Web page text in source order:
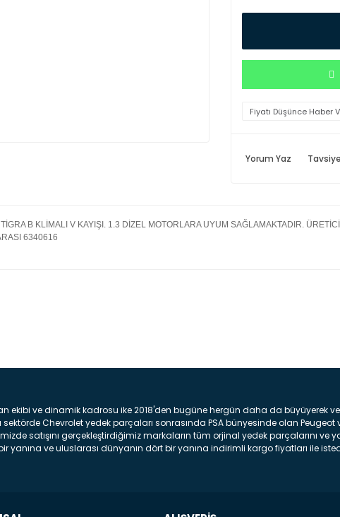
Fiyatı Düşünce Haber
Yorum Yaz
B KLİMALI V KAYIŞI. 1.3 DİZEL MOTORLARA UYUM SAĞLAMAKTADIR.
6340616
ekibi ve dinamik kadrosu ike 2018'den bugüne hergün daha da büyüyerek
sektörde Chevrolet yedek parçaları sonrasında PSA bünyesinde olan
satışını gerçekleştirdiğimiz markaların tüm orjinal yedek parçalarını ve
yanına ve uluslarası dünyanın dört bir yanına indirimli kargo fiyatları ile
: Aracınızın ön kısmında bulunan plastik darbe emici amacı ile yapılmış
parçadır . Fren Diski : Aracımızın ön ve arka tekerlerinde bulunan